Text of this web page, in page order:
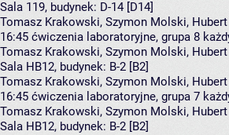
Sala 119, budynek: D-14 [D14]
Tomasz Krakowski, Szymon Molski, Hubert
16:45 ćwiczenia laboratoryjne, grupa 8
Tomasz Krakowski, Szymon Molski,
Sala HB12, budynek: B-2 [B2]
Tomasz Krakowski, Szymon Molski, Hubert
16:45 ćwiczenia laboratoryjne, grupa 7
Tomasz Krakowski, Szymon Molski,
Sala HB12, budynek: B-2 [B2]